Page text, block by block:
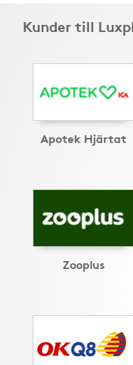
Kunder till
Apotek Hjärtat
Zooplus